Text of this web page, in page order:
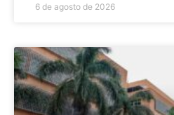
6 de agosto de 2026